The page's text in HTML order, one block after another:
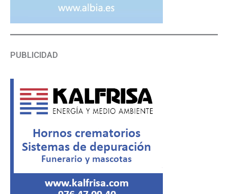
PUBLICIDAD